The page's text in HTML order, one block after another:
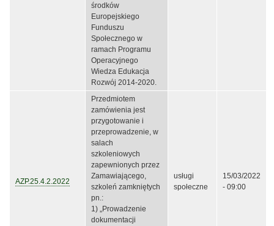
środków
Europejskiego
Funduszu
Społecznego w
ramach Programu
Operacyjnego
Wiedza Edukacja
Rozwój 2014-2020.
AZP.25.4.2.2022
Przedmiotem
zamówienia jest
przygotowanie i
przeprowadzenie, w
salach
szkoleniowych
zapewnionych przez
Zamawiającego,
szkoleń zamkniętych
pn.:
1) „Prowadzenie
dokumentacji
usługi
społeczne
15/03/2022
- 09:00